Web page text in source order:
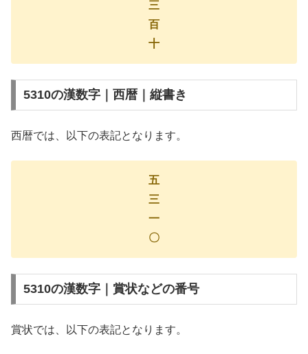
三
百
十
5310の漢数字｜西暦｜縦書き
西暦では、以下の表記となります。
五
三
一
〇
5310の漢数字｜賞状などの番号
賞状では、以下の表記となります。